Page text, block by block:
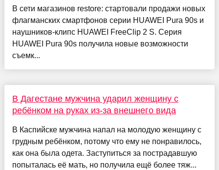
В сети магазинов restore: стартовали продажи новых
флагманских смартфонов серии HUAWEI Pura 90s и
наушников-клипс HUAWEI FreeClip 2 S. Серия
HUAWEI Pura 90s получила новые возможности
съемк...
В Дагестане мужчина ударил женщину с
ребёнком на руках из-за внешнего вида
В Каспийске мужчина напал на молодую женщину с
грудным ребёнком, потому что ему не понравилось,
как она была одета. Заступиться за пострадавшую
попыталась её мать, но получила ещё более тяж...